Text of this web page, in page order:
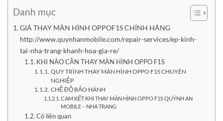
Danh mục
GIÁ THAY MÀN HÌNH OPPOF1S CHÍNH HÃNG
http://www.quynhanmobile.com/repair-services/ep-kinh-
tai-nha-trang-khanh-hoa-gia-re/
KHI NÀO CẦN THAY MÀN HÌNH OPPO F1S
QUY TRÌNH THAY MÀN HÌNH OPPO F1S CHUYÊN
NGHIỆP
CHẾ ĐỘ BẢO HÀNH
CAM KẾT KHI THAY MÀN HÌNH OPPO F1S QUỲNH AN
MOBILE – NHA TRANG
Có liên quan